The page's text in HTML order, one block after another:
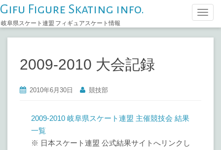
T
o
g
Gifu Figure Skating info.
岐阜県スケート連盟 フィギュアスケート情報
2009-2010 大会記録
2010年6月30日 競技部
2009-2010 岐阜県スケート連盟 主催競技会 結果
一覧
※ 日本スケート連盟 公式結果サイトへリンクし